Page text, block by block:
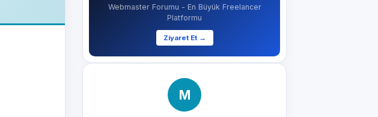
Webmaster Forumu - En Büyük Freelancer
Platformu
Ziyaret Et →
M